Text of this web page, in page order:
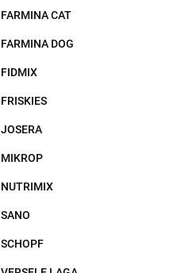
FARMINA CAT
FARMINA DOG
FIDMIX
FRISKIES
JOSERA
MIKROP
NUTRIMIX
SANO
SCHOPF